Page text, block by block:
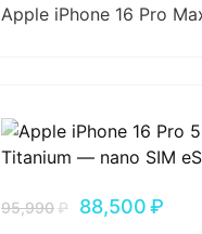
Apple iPhone 16 Pro
95,990₽ 88,500₽